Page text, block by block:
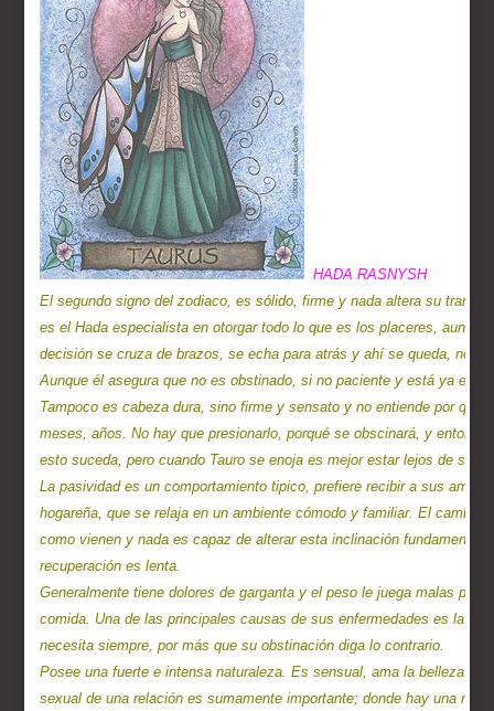
HADA RASNYSH
El segundo signo del zodiaco, es sólido, firme y nada altera su
es el Hada especialista en otorgar todo lo que es los placeres,
decisión se cruza de brazos, se echa para atrás y ahí se queda, no
Aunque él asegura que no es obstinado, si no paciente y está ya es
Tampoco es cabeza dura, sino firme y sensato y no entiende por
meses, años. No hay que presionarlo, porqué se obscinará, y
esto suceda, pero cuando Tauro se enoja es mejor estar lejos de su
La pasividad es un comportamiento tipico, prefiere recibir a sus
hogareña, que se relaja en un ambiente cómodo y familiar. El
como vienen y nada es capaz de alterar esta inclinación
recuperación es lenta.
Generalmente tiene dolores de garganta y el peso le juega malas
comida. Una de las principales causas de sus enfermedades es la
necesita siempre, por más que su obstinación diga lo contrario.
Posee una fuerte e intensa naturaleza. Es sensual, ama la belleza y
sexual de una relación es sumamente importante; donde hay una